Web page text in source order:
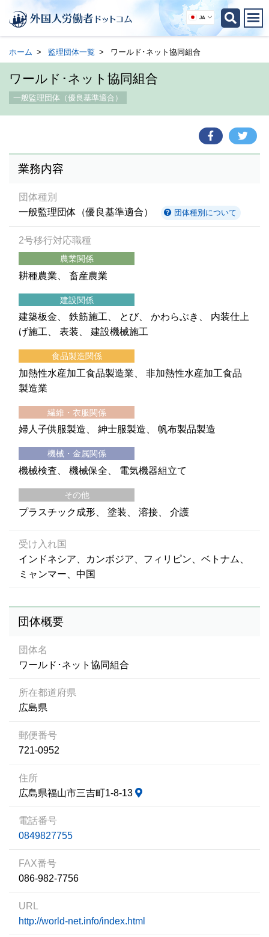
JA
ホーム 監理団体一覧 ワールド･ネット協同組合
ワールド･ネット協同組合
一般監理団体（優良基準適合）
業務内容
団体種別
一般監理団体（優良基準適合）
団体種別について
2号移行対応職種
農業関係
耕種農業 畜産農業
建設関係
建築板金 鉄筋施工 とび かわらぶき
内装仕上
げ施工
表装 建設機械施工
食品製造関係
加熱性水産加工食品製造業
非加熱性水産加工食品
製造業
繊維・衣服関係
婦人子供服製造 紳士服製造 帆布製品製造
機械・金属関係
機械検査 機械保全 電気機器組立て
その他
プラスチック成形 塗装 溶接 介護
受け入れ国
インドネシア、カンボジア、フィリピン、ベトナム、
ミャンマー、中国
団体概要
団体名
ワールド･ネット協同組合
所在都道府県
広島県
郵便番号
721-0952
住所
広島県福山市三吉町1-8-13
電話番号
0849827755
FAX番号
086-982-7756
URL
http://world-net.info/index.html